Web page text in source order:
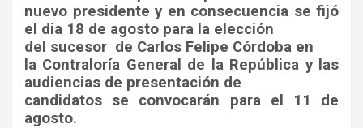
nuevo presidente y en consecuencia se fijó
el dia 18 de agosto para la elección
del sucesor de Carlos Felipe Córdoba en
la Contraloría General de la República y las
audiencias de presentación de
candidatos se convocarán para el 11 de
agosto.